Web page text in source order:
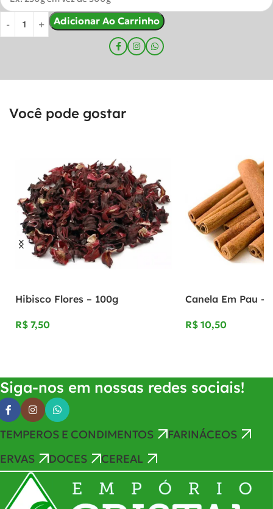
Adicionar Ao Carrinho
Você pode gostar
Hibisco Flores – 100g
R$
Canela Em Pau –
R$
Siga-nos em nossas redes sociais!
TEMPEROS E CONDIMENTOS
FARINÁCEOS
ERVAS
DOCES CEREAL